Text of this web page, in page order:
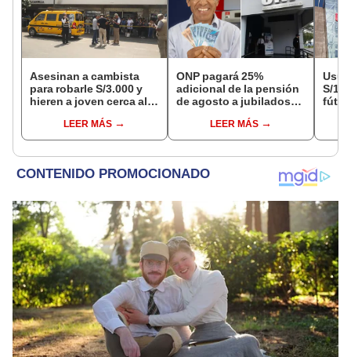
Asesinan a cambista
para robarle S/3.000 y
hieren a joven cerca al
CercadoLEER MÁS
ONP pagará 25%
adicional de la pensión
de agosto a jubilados
requisito: ¿cómo saber
si soy beneficiario?
LEER MÁS
S/